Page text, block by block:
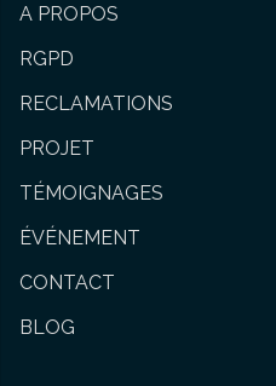
A PROPOS
RGPD
RECLAMATIONS
PROJET
TÉMOIGNAGES
ÉVÉNEMENT
CONTACT
BLOG